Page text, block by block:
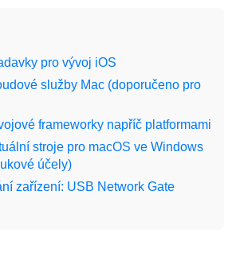
pro vývoj iOS
služby Mac (doporučeno pro
frameworky napříč platformami
stroje pro macOS ve Windows
účely)
zařízení: USB Network Gate